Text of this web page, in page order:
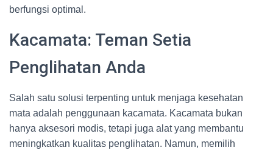
berfungsi optimal.
Kacamata: Teman Setia
Penglihatan Anda
Salah satu solusi terpenting untuk menjaga kesehatan
mata adalah penggunaan kacamata. Kacamata bukan
hanya aksesori modis, tetapi juga alat yang membantu
meningkatkan kualitas penglihatan. Namun, memilih